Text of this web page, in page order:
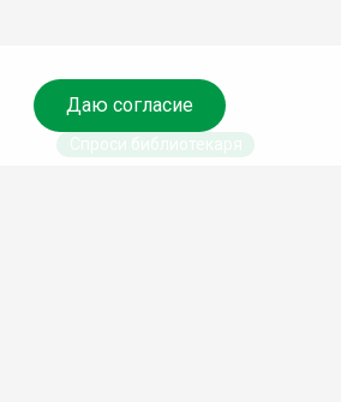
Даю согласие
Спроси библиотекаря